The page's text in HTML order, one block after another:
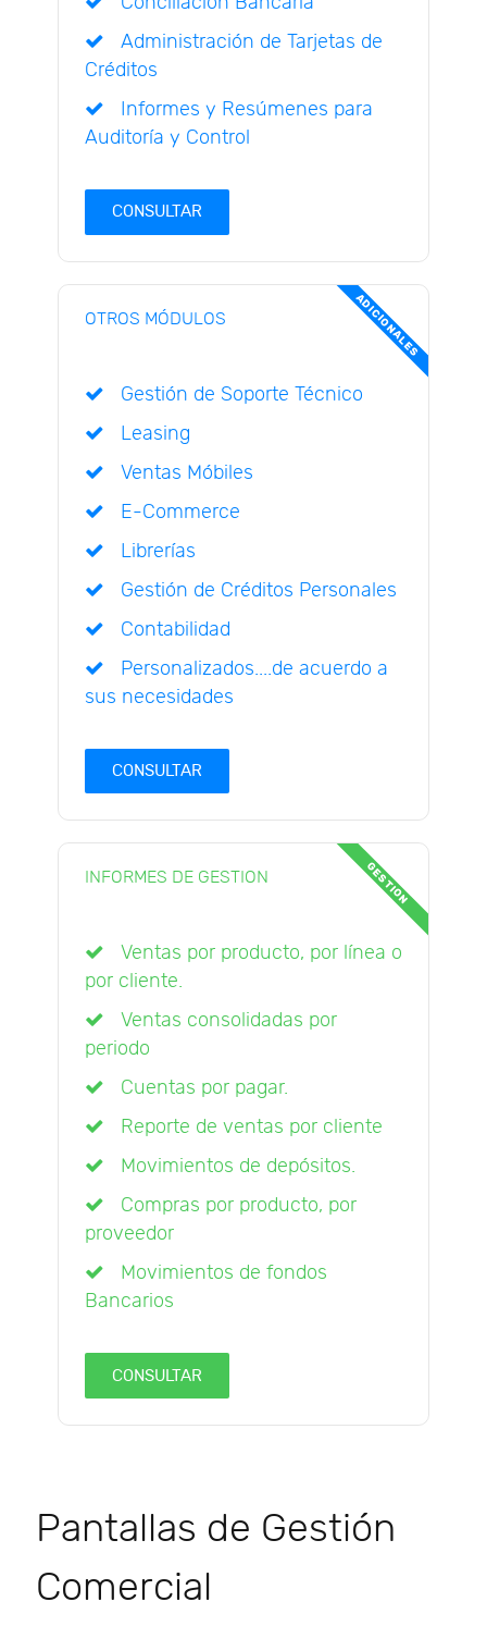
Administración de Tarjetas de
Créditos
Informes y Resúmenes para
Auditoría y Control
CONSULTAR
ADICIONALES
OTROS MÓDULOS
Gestión de Soporte Técnico
Leasing
Ventas Móbiles
E-Commerce
Librerías
Gestión de Créditos Personales
Contabilidad
Personalizados....de acuerdo a
sus necesidades
CONSULTAR
GESTION
INFORMES DE GESTION
Ventas por producto, por línea o
por cliente.
Ventas consolidadas por
periodo
Cuentas por pagar.
Reporte de ventas por cliente
Movimientos de depósitos.
Compras por producto, por
proveedor
Movimientos de fondos
Bancarios
CONSULTAR
Pantallas de Gestión
Comercial